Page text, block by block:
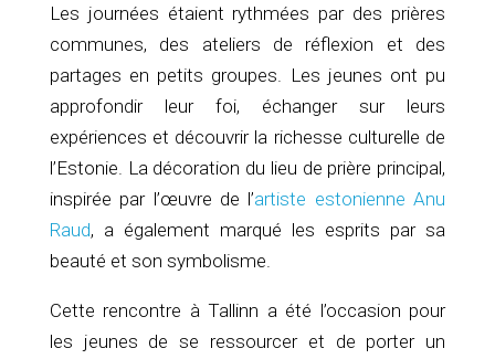
Les journées étaient rythmées par des prières
communes, des ateliers de réflexion et des
partages en petits groupes. Les jeunes ont pu
approfondir leur foi, échanger sur leurs
expériences et découvrir la richesse culturelle de
l’Estonie. La décoration du lieu de prière principal,
inspirée par l’œuvre de l’artiste estonienne Anu
Raud, a également marqué les esprits par sa
beauté et son symbolisme. ​
Cette rencontre à Tallinn a été l’occasion pour
les jeunes de se ressourcer et de porter un